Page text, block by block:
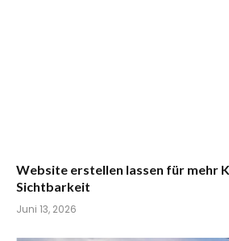
Website erstellen lassen für mehr
Sichtbarkeit
Juni 13, 2026